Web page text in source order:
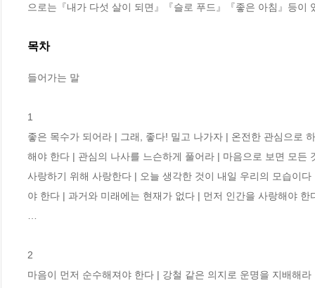
으로는『내가 다섯 살이 되면』『슬로 푸드』『좋은 아침』등이
목차
들어가는 말
1
좋은 목수가 되어라 | 그래, 좋다! 밀고 나가자 | 온전한 관심으로
해야 한다 | 관심의 나사를 느슨하게 풀어라 | 마음으로 보면 모
사랑하기 위해 사랑한다 | 오늘 생각한 것이 내일 우리의 모습이
야 한다 | 과거와 미래에는 현재가 없다 | 먼저 인간을 사랑해야
2
마음이 먼저 순수해져야 한다 | 강철 같은 의지로 운명을 지배해